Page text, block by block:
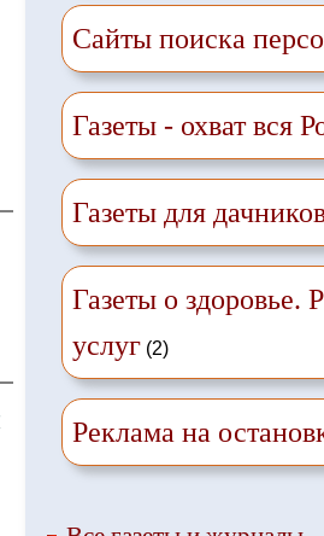
Сайты поиска
Газеты - охват вся
Газеты для
Газеты о здоровье.
услуг(2)
Реклама на